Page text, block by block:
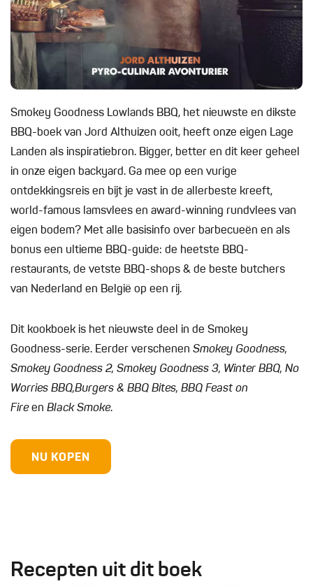
Smokey Goodness Lowlands BBQ, het nieuwste en dikste
BBQ-boek van Jord Althuizen ooit, heeft onze eigen Lage
Landen als inspiratiebron. Bigger, better en dit keer geheel
in onze eigen backyard. Ga mee op een vurige
ontdekkingsreis en bijt je vast in de allerbeste kreeft,
world-famous lamsvlees en award-winning rundvlees van
eigen bodem? Met alle basisinfo over barbecueën en als
bonus een ultieme BBQ-guide: de heetste BBQ-
restaurants, de vetste BBQ-shops & de beste butchers
van Nederland en België op een rij.
Dit kookboek is het nieuwste deel in de Smokey
Goodness-serie. Eerder verschenen Smokey Goodness,
Smokey Goodness 2, Smokey Goodness 3, Winter BBQ, No
Worries BBQ,Burgers & BBQ Bites, BBQ Feast on
Fireen Black Smoke.
NU KOPEN
Recepten uit dit boek